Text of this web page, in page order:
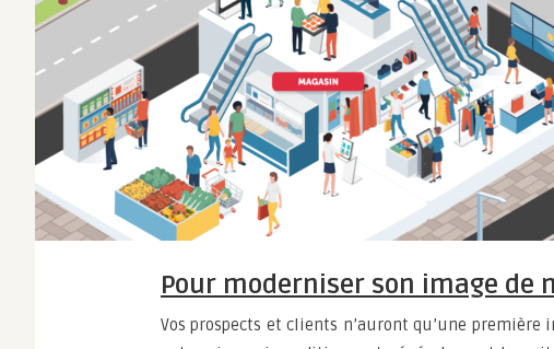
Pour moderniser son image de
Vos prospects et clients n’auront qu’une première